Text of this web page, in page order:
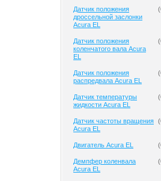
Датчик положения
дроссельной заслонки
Acura EL
(
Датчик положения
коленчатого вала Acura
EL
(
Датчик положения
распредвала Acura EL
(
Датчик температуры
жидкости Acura EL
(
Датчик частоты вращения
Acura EL
(
Двигатель Acura EL (
Демпфер коленвала
Acura EL
(